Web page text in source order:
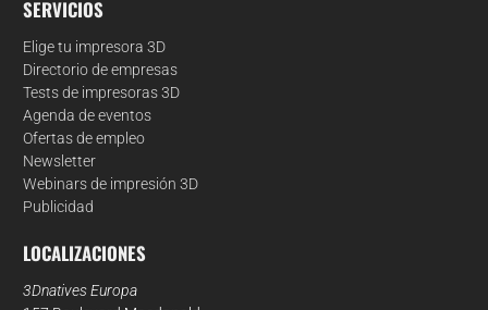
SERVICIOS
Elige tu impresora 3D
Directorio de empresas
Tests de impresoras 3D
Agenda de eventos
Ofertas de empleo
Newsletter
Webinars de impresión 3D
Publicidad
LOCALIZACIONES
3Dnatives Europa